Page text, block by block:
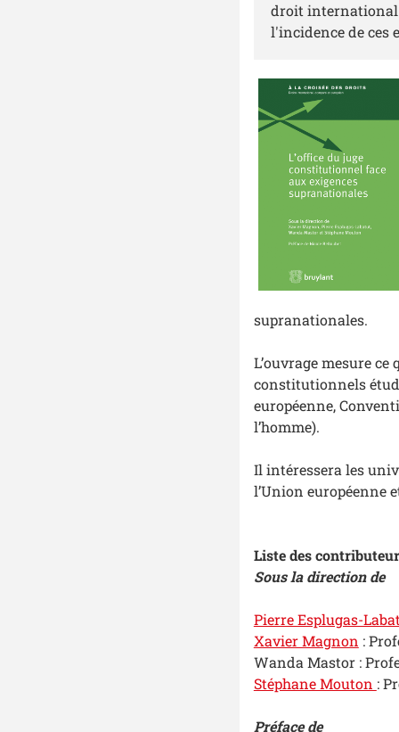
droit international
l'incidence de ces
supranationales.
L’ouvrage mesure
constitutionnels
européenne,
l’homme).
Il intéressera les
l’Union européenne
Liste des
Sous la direction de
Pierre Esplugas-
Xavier Magnon :
Wanda Mastor :
Stéphane Mouton :
Préface de